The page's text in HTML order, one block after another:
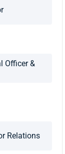
Officer &
Relations